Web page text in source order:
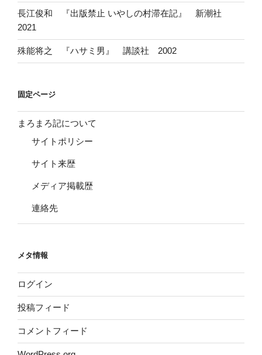
長江俊和 『出版禁止 いやしの村滞在記』 新潮社
2021
殊能将之 『ハサミ男』 講談社 2002
固定ページ
まろまろ記について
サイトポリシー
サイト来歴
メディア掲載歴
連絡先
メタ情報
ログイン
投稿フィード
コメントフィード